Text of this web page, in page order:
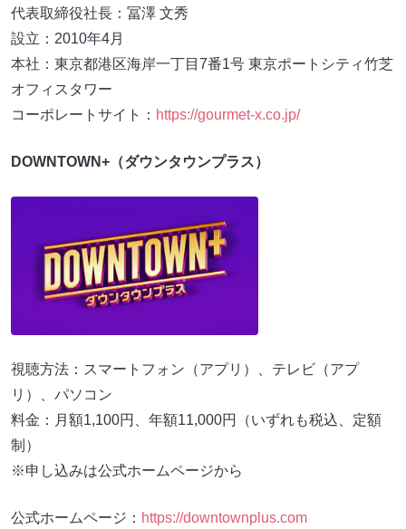
代表取締役社長：冨澤 文秀
設立：2010年4月
本社：東京都港区海岸一丁目7番1号 東京ポートシティ竹芝
オフィスタワー
コーポレートサイト： https://gourmet-x.co.jp/
DOWNTOWN+（ダウンタウンプラス）
視聴方法：スマートフォン（アプリ）、テレビ（アプ
リ）、パソコン
料金：月額1,100円、年額11,000円（いずれも税込、定額
制）
※申し込みは公式ホームページから
公式ホームページ： https://downtownplus.com